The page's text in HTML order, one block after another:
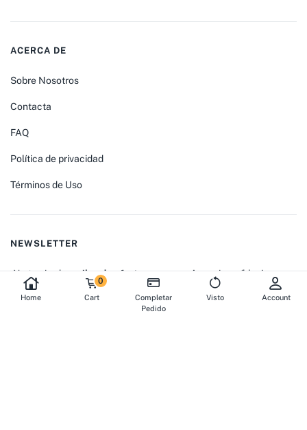
Home
0
Cart
Completar
Pedido
Visto Account
ACERCA DE
Sobre Nosotros
Contacta
FAQ
Política de privacidad
Términos de Uso
NEWSLETTER
¡No te pierdasmiles de ofertasypromocionesincreíbles!